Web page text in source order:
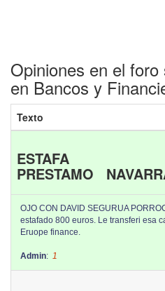
Opiniones en el
en Bancos y
Texto
ESTAFA
PRESTAMO
OJO CON DAVID SEGURUA
estafado 800 euros. Le transferi esa
Eruope finance.
Admin: 1